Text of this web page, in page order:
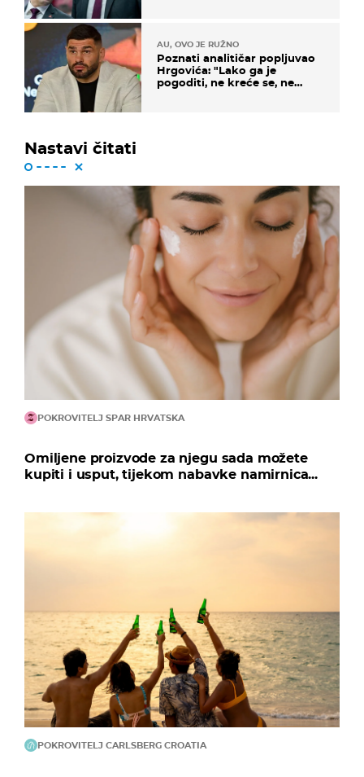
AU, OVO JE RUŽNO
Poznati analitičar popljuvao
Hrgovića: "Lako ga je
pogoditi, ne kreće se, ne
Nastavi čitati
POKROVITELJ SPAR HRVATSKA
Omiljene proizvode za njegu sada možete
kupiti i usput, tijekom nabavke namirnica...
POKROVITELJ CARLSBERG CROATIA